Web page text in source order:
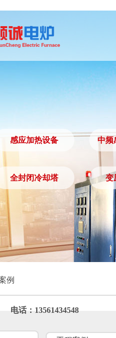
感应加热设备
感应加热设备 中频
全封闭冷却塔 变
例
电话：13561434548